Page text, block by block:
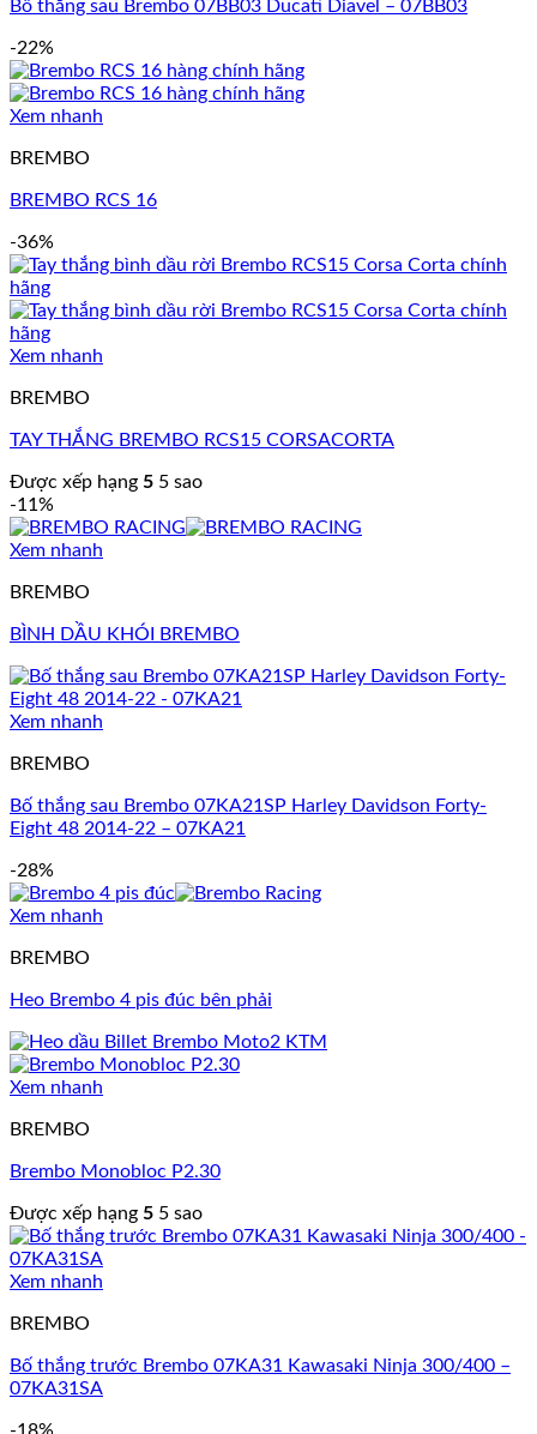
Bố thắng sau Brembo 07BB03 Ducati Diavel – 07BB03
-22%
Xem nhanh
BREMBO
BREMBO RCS 16
-36%
Xem nhanh
BREMBO
TAY THẮNG BREMBO RCS15 CORSACORTA
Được xếp hạng 5 5 sao
-11%
Xem nhanh
BREMBO
BÌNH DẦU KHÓI BREMBO
Xem nhanh
BREMBO
Bố thắng sau Brembo 07KA21SP Harley Davidson Forty-
Eight 48 2014-22 – 07KA21
-28%
Xem nhanh
BREMBO
Heo Brembo 4 pis đúc bên phải
Xem nhanh
BREMBO
Brembo Monobloc P2.30
Được xếp hạng 5 5 sao
Xem nhanh
BREMBO
Bố thắng trước Brembo 07KA31 Kawasaki Ninja 300/400 –
07KA31SA